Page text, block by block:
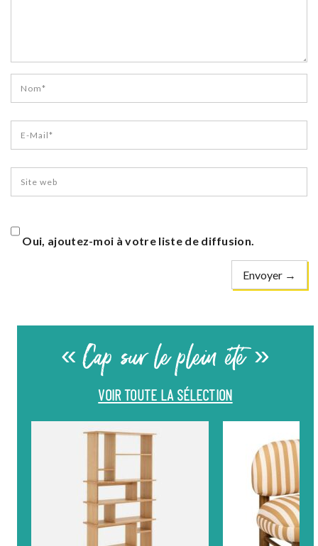
Oui, ajoutez-moi à votre liste de diffusion.
« Cap sur le plein été »
VOIR TOUTE LA SÉLECTION